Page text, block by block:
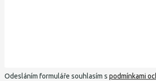
Odesláním formuláře souhlasím s podmínkami